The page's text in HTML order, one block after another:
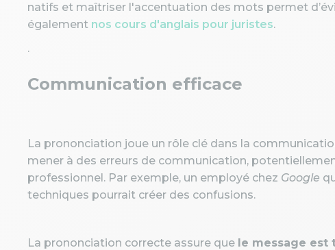
natifs et maîtriser l'accentuation des mots permet
également nos cours d'anglais pour juristes.
.
Communication efficace
La prononciation joue un rôle clé dans la
mener à des erreurs de communication,
professionnel. Par exemple, un employé chez Google
techniques pourrait créer des confusions.
La prononciation correcte assure que le message est